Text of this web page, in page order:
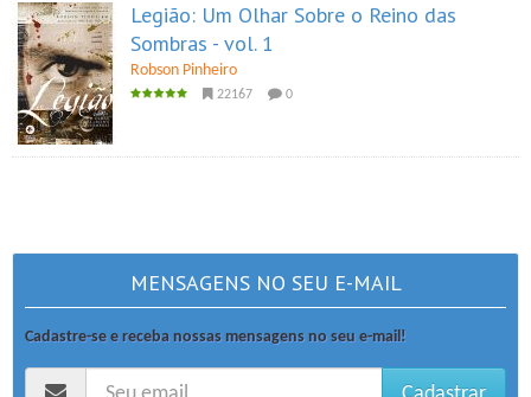
Legião: Um Olhar Sobre o Reino das
Sombras - vol. 1
Robson Pinheiro
22167 0
MENSAGENS NO SEU E-MAIL
Cadastre-se e receba nossas mensagens no seu e-mail!